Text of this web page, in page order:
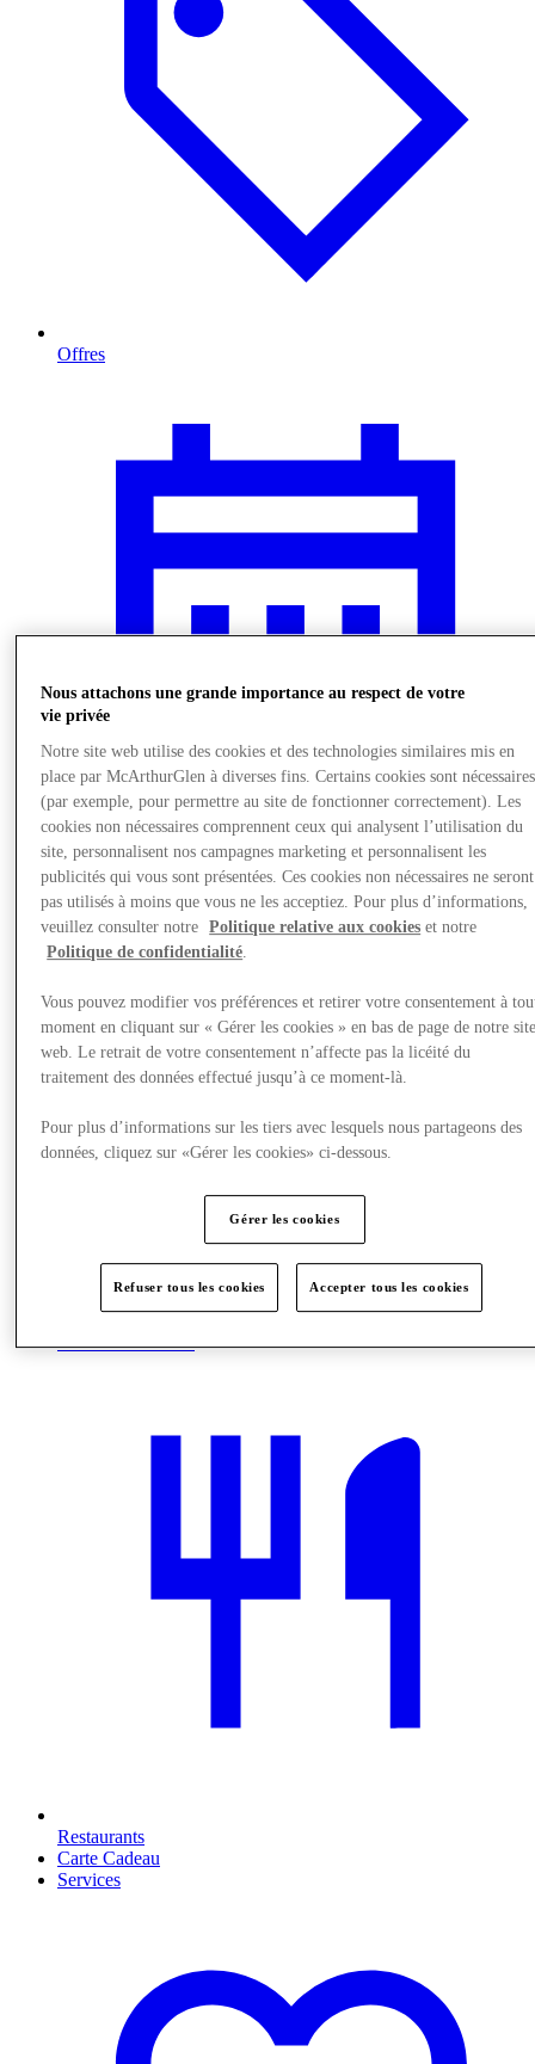
Offres
Actualités
Nous rendre visite
Restaurants
Carte Cadeau
Services
Nous attachons une grande importance au respect de votre
vie privée
Notre site web utilise des cookies et des technologies similaires mis en
place par McArthurGlen à diverses fins. Certains cookies sont nécessaires
(par exemple, pour permettre au site de fonctionner correctement). Les
cookies non nécessaires comprennent ceux qui analysent l’utilisation du
site, personnalisent nos campagnes marketing et personnalisent les
publicités qui vous sont présentées. Ces cookies non nécessaires ne seront
pas utilisés à moins que vous ne les acceptiez. Pour plus d’informations,
veuillez consulter notre
Politique relative aux cookies et notre
Politique de confidentialité.
Vous pouvez modifier vos préférences et retirer votre consentement à
moment en cliquant sur « Gérer les cookies » en bas de page de notre
web. Le retrait de votre consentement n’affecte pas la licéité du
traitement des données effectué jusqu’à ce moment-là.
Pour plus d’informations sur les tiers avec lesquels nous partageons des
données, cliquez sur «Gérer les cookies» ci-dessous.
Gérer les cookies
Refuser tous les cookies Accepter tous les cookies